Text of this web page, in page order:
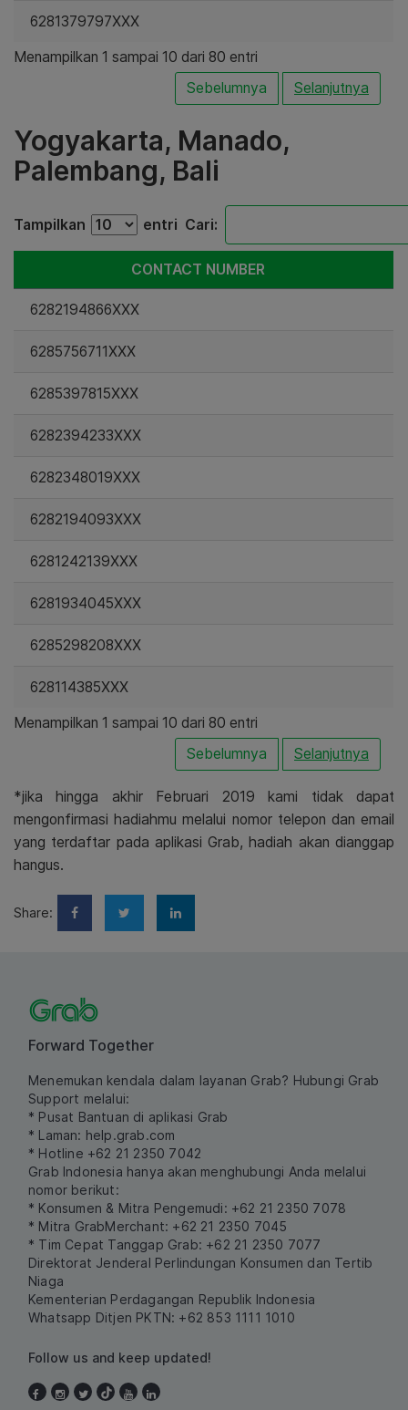
6281379797XXX
Menampilkan 1 sampai 10 dari 80 entri
Sebelumnya
Selanjutnya
Yogyakarta, Manado,
Palembang, Bali
Tampilkan entri Cari:
CONTACT NUMBER
6282194866XXX
6285756711XXX
6285397815XXX
6282394233XXX
6282348019XXX
6282194093XXX
6281242139XXX
6281934045XXX
6285298208XXX
628114385XXX
Menampilkan 1 sampai 10 dari 80 entri
Sebelumnya
Selanjutnya
*jika hingga akhir Februari 2019 kami tidak dapat
mengonfirmasi hadiahmu melalui nomor telepon dan email
yang terdaftar pada aplikasi Grab, hadiah akan dianggap
hangus.
Share:
Forward Together
Menemukan kendala dalam layanan Grab? Hubungi Grab
Support melalui:
* Pusat Bantuan di aplikasi Grab
* Laman: help.grab.com
* Hotline +62 21 2350 7042
Grab Indonesia hanya akan menghubungi Anda melalui
nomor berikut:
* Konsumen & Mitra Pengemudi: +62 21 2350 7078
* Mitra GrabMerchant: +62 21 2350 7045
* Tim Cepat Tanggap Grab: +62 21 2350 7077
Direktorat Jenderal Perlindungan Konsumen dan Tertib
Niaga
Kementerian Perdagangan Republik Indonesia
Whatsapp Ditjen PKTN: +62 853 1111 1010
Follow us and keep updated!